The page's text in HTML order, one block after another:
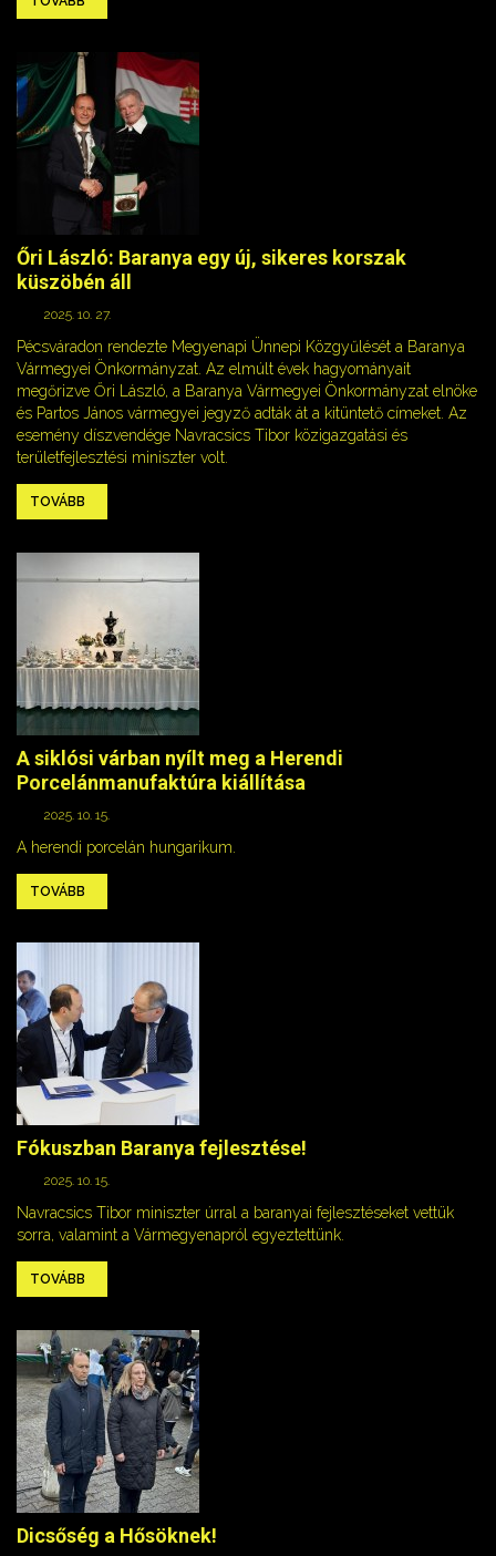
Őri László: Baranya egy új, sikeres korszak
küszöbén áll
2025. 10. 27.
Pécsváradon rendezte Megyenapi Ünnepi Közgyűlését a Baranya
Vármegyei Önkormányzat. Az elmúlt évek hagyományait
megőrizve Őri László, a Baranya Vármegyei Önkormányzat elnöke
és Partos János vármegyei jegyző adták át a kitüntető címeket. Az
esemény díszvendége Navracsics Tibor közigazgatási és
területfejlesztési miniszter volt.
TOVÁBB
A siklósi várban nyílt meg a Herendi
Porcelánmanufaktúra kiállítása
2025. 10. 15.
A herendi porcelán hungarikum.
TOVÁBB
Fókuszban Baranya fejlesztése!
2025. 10. 15.
Navracsics Tibor miniszter úrral a baranyai fejlesztéseket vettük
sorra, valamint a Vármegyenapról egyeztettünk.
TOVÁBB
Dicsőség a Hősöknek!